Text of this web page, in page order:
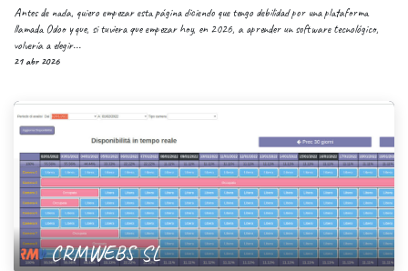
Antes de nada, quiero empezar esta página diciendo que tengo debilidad por una plataforma
llamada Odoo y que, si tuviera que empezar hoy, en 2026, a aprender un software tecnológico,
volvería a elegir...
21 abr 2026
CRMWEBS SL